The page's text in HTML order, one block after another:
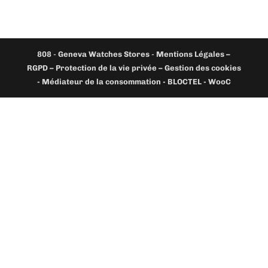
808 -Geneva Watches Stores - Mentions Légales –
RGPD – Protection de la vie privée – Gestion des cookies
- Médiateur de la consommation - BLOCTEL - WooC